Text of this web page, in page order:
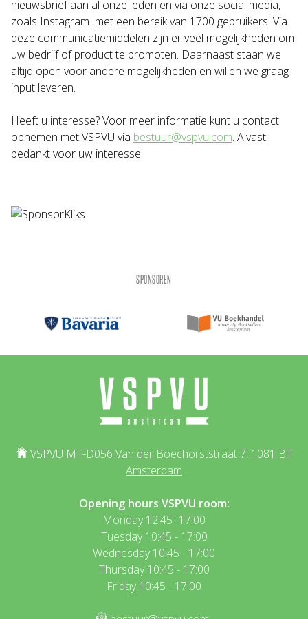
nieuwsbrief aan al onze leden en via onze social media,
zoals Instagram met een bereik van 1700 gebruikers. Via
deze communicatiemiddelen zijn er veel mogelijkheden om
uw bedrijf of product te promoten. Daarnaast staan we
altijd open voor andere mogelijkheden en willen we graag
input leveren.
Heeft u interesse? Voor meer informatie kunt u contact
opnemen met VSPVU via bestuur@vspvu.com. Alvast
bedankt voor uw interesse!
SPONSOREN
VSPVU MF-D056 Van der Boechorststraat 7, 1081 BT
Amsterdam
Opening hours VSPVU room:
Monday 12:45 -17:00
Tuesday 10:45 - 17:00
Wednesday 10:45 - 17:00
Thursday 10:45 - 17:00
Friday 10:45 - 17:00